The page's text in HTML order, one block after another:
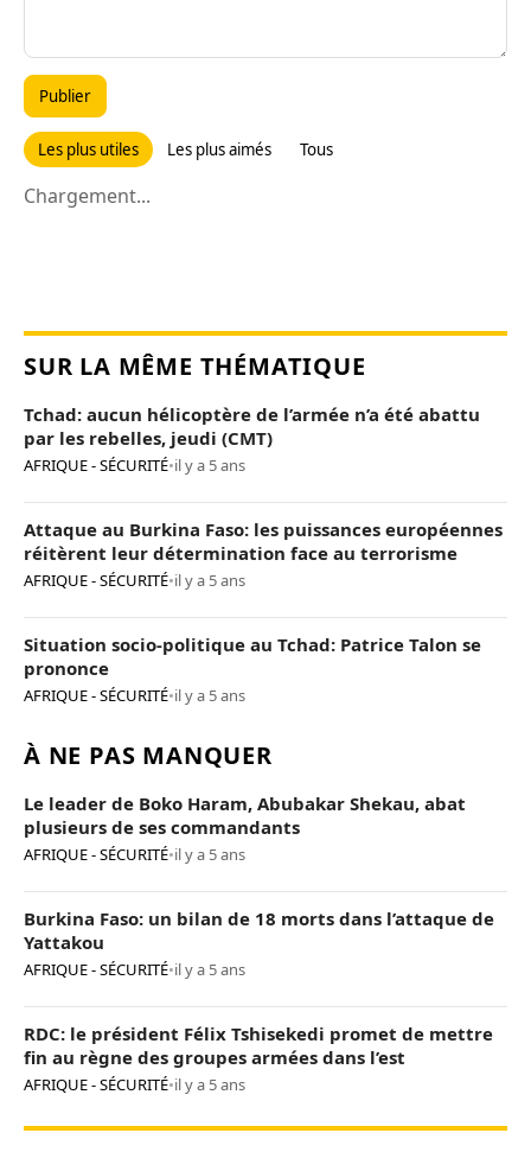
Publier
Les plus utiles Les plus aimés Tous
Chargement...
SUR LA MÊME THÉMATIQUE
Tchad: aucun hélicoptère de l’armée n’a été abattu
par les rebelles, jeudi (CMT)
AFRIQUE - SÉCURITÉ•il y a 5 ans
Attaque au Burkina Faso: les puissances européennes
réitèrent leur détermination face au terrorisme
AFRIQUE - SÉCURITÉ•il y a 5 ans
Situation socio-politique au Tchad: Patrice Talon se
prononce
AFRIQUE - SÉCURITÉ•il y a 5 ans
À NE PAS MANQUER
Le leader de Boko Haram, Abubakar Shekau, abat
plusieurs de ses commandants
AFRIQUE - SÉCURITÉ•il y a 5 ans
Burkina Faso: un bilan de 18 morts dans l’attaque de
Yattakou
AFRIQUE - SÉCURITÉ•il y a 5 ans
RDC: le président Félix Tshisekedi promet de mettre
fin au règne des groupes armées dans l’est
AFRIQUE - SÉCURITÉ•il y a 5 ans